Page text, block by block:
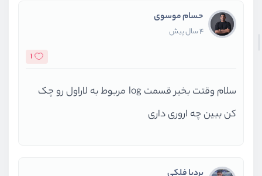
حسام موسوی
4 سال پیش
1
سلام وقتت بخیر قسمت log مربوط به لاراول رو چک
کن ببین چه اروری داری